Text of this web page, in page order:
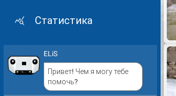
Статистика
ELiS
Привет! Чем я могу тебе
помочь?